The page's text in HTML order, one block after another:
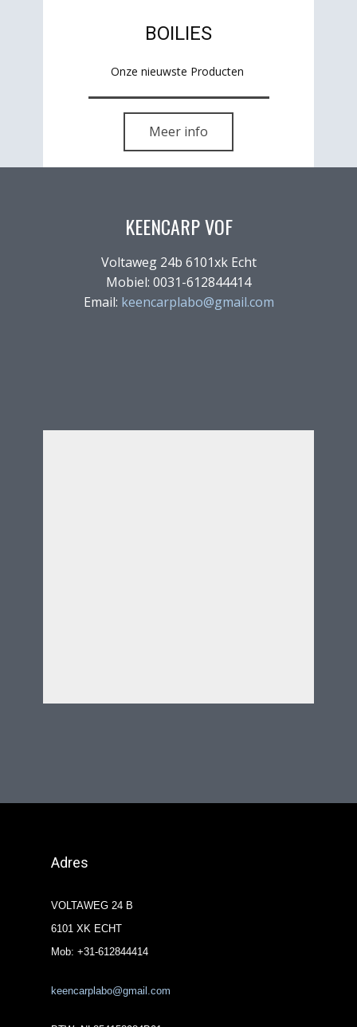
BOILIES
Onze nieuwste Producten
Meer info
KEENCARP VOF
Voltaweg 24b 6101xk Echt
Mobiel: 0031-612844414
Email: keencarplabo@gmail.com
Adres
VOLTAWEG 24 B
6101 XK ECHT
Mob: +31-612844414
keencarplabo@gmail.com